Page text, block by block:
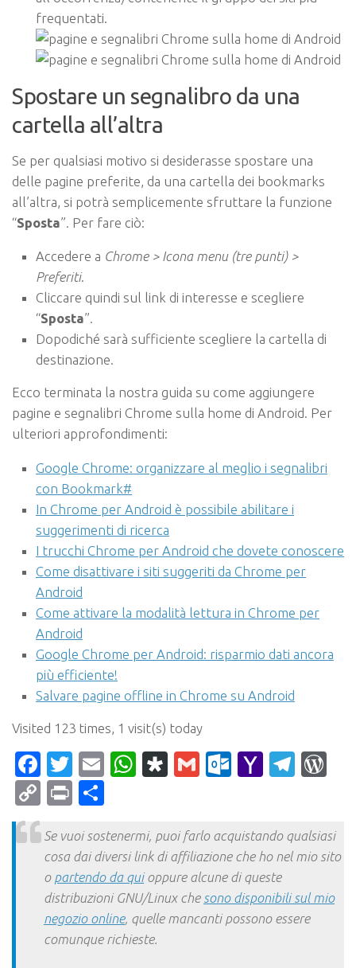
frequentati.
Spostare un segnalibro da una
cartella all’altra
Se per qualsiasi motivo si desiderasse spostare una
delle pagine preferite, da una cartella dei bookmarks
all’altra, si potrà semplicemente sfruttare la funzione
“Sposta”. Per fare ciò:
Accedere a Chrome > Icona menu (tre punti) >
Preferiti.
Cliccare quindi sul link di interesse e scegliere
“Sposta”.
Dopodiché sarà sufficiente scegliere la cartella di
destinazione.
Ecco terminata la nostra guida su come aggiungere
pagine e segnalibri Chrome sulla home di Android. Per
ulteriori approfondimenti:
Google Chrome: organizzare al meglio i segnalibri
con Bookmark#
In Chrome per Android è possibile abilitare i
suggerimenti di ricerca
I trucchi Chrome per Android che dovete conoscere
Come disattivare i siti suggeriti da Chrome per
Android
Come attivare la modalità lettura in Chrome per
Android
Google Chrome per Android: risparmio dati ancora
più efficiente!
Salvare pagine offline in Chrome su Android
Visited 123 times, 1 visit(s) today
Facebook
Twitter
EmailWhatsApp
Diaspora
Gmail Yahoo
CopyPrint
Se vuoi sostenermi, puoi farlo acquistando qualsiasi
cosa dai diversi link di affiliazione che ho nel mio sito
o partendo da quioppure alcune di queste
distribuzioni GNU/Linux che sono disponibili sul mio
negozio online, quelle mancanti possono essere
comunque richieste.